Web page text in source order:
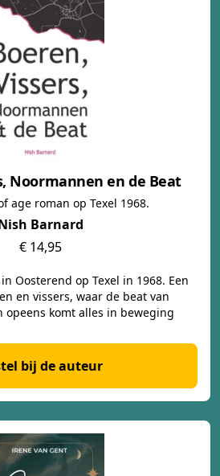
Noormannen en de Beat
age roman op Texel 1968.
Barnard
€ 14,95
Oosterend op Texel in 1968. Een
en vissers, waar de beat van
opeens komt alles in beweging
bij de auteur